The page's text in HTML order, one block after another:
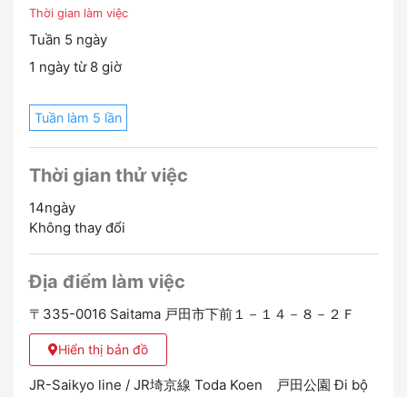
Tôi sẽ báo cáo những gì cần thiết cho nhân viên Nhật
Thời gian làm việc
Tuần 5 ngày
1 ngày từ 8 giờ
Tuần làm 5 lần
Thời gian thử việc
14ngày
Không thay đổi
Địa điểm làm việc
〒335-0016 Saitama 戸田市下前１－１４－８－２Ｆ
Hiển thị bản đồ
JR-Saikyo line / JR埼京線 Toda Koen 戸田公園 Đi bộ